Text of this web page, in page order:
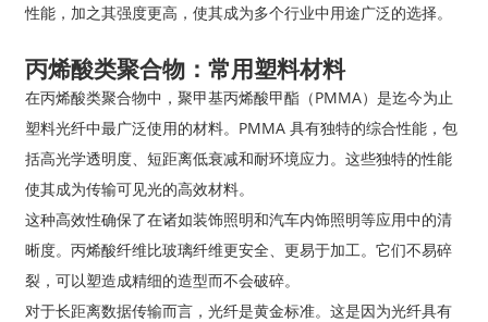
性能，加之其强度更高，使其成为多个行业中用途广泛的选择。
丙烯酸类聚合物：常用塑料材料
在丙烯酸​​类聚合物中，聚甲基丙烯酸甲酯（PMMA）是迄今为止
塑料光纤中最广泛使用的材料。PMMA 具有独特的综合性能，包
括高光学透明度、短距离低衰减和耐环境应力。这些独特的性能
使其成为传输可见光的高效材料。
这种高效性确保了在诸如装饰照明和汽车内饰照明等应用中的清
晰度。丙烯酸纤维比玻璃纤维更安全、更易于加工。它们不易碎
裂，可以塑造成精细的造型而不会破碎。
对于长距离数据传输而言，光纤是黄金标准。这是因为光纤具有